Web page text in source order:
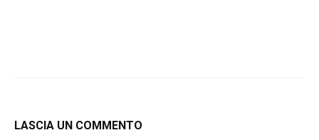
LASCIA UN COMMENTO